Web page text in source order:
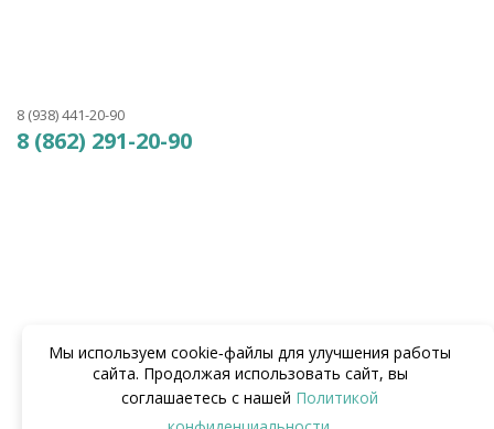
8 (938) 441-20-90
8 (862) 291-20-90
Мы используем cookie‑файлы для улучшения работы
сайта. Продолжая использовать сайт, вы
соглашаетесь с нашей Политикой